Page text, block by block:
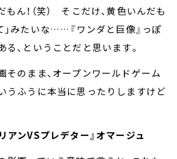
もん！（笑） そこだけ、黄色いんだも
」みたいな……『ワンダと巨像』っぽ
る、ということだと思います。
そのまま、オープンワールドゲーム
うふうに本当に思ったりしますけど
アンVSプレデター』オマージュ